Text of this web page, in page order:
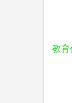
教育
服